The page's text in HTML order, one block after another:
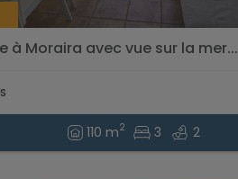
à Moraira avec vue sur la mer...
110 m2 3 2